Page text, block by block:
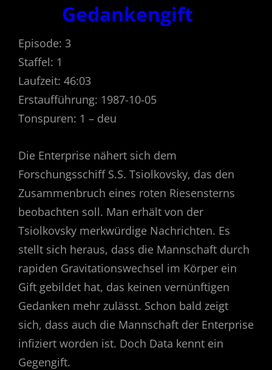
Gedankengift
Episode: 3
Staffel: 1
Laufzeit: 46:03
Erstaufführung: 1987-10-05
Tonspuren: 1 – deu
Die Enterprise nähert sich dem
Forschungsschiff S.S. Tsiolkovsky, das den
Zusammenbruch eines roten Riesensterns
beobachten soll. Man erhält von der
Tsiolkovsky merkwürdige Nachrichten. Es
stellt sich heraus, dass die Mannschaft durch
rapiden Gravitationswechsel im Körper ein
Gift gebildet hat, das keinen vernünftigen
Gedanken mehr zulässt. Schon bald zeigt
sich, dass auch die Mannschaft der Enterprise
infiziert worden ist. Doch Data kennt ein
Gegengift.